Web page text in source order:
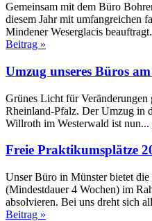
Gemeinsam mit dem Büro
diesem Jahr mit umfangreichen
Mindener Weserglacis
Beitrag »
Umzug unseres Büros
Grünes Licht für Veränderungen
Rheinland-Pfalz. Der Umzug in
Willroth im Westerwald ist nun...
Freie Praktikumsplätze
Unser Büro in Münster bietet
(Mindestdauer 4 Wochen) im
absolvieren. Bei uns dreht sich
Beitrag »